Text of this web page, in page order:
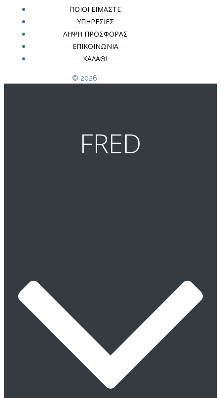
ΠΟΙΟΙ ΕΙΜΑΣΤΕ
ΥΠΗΡΕΣΙΕΣ
ΛΗΨΗ ΠΡΟΣΦΟΡΑΣ
ΕΠΙΚΟΙΝΩΝΙΑ
ΚΑΛΑΘΙ
© 2026.
FRED